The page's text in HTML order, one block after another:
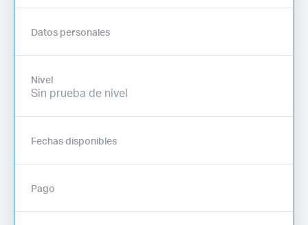
Datos personales
Nivel
Sin prueba de nivel
Fechas disponibles
Pago